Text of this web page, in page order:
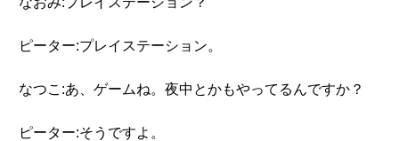
ピーター:プレイステーション。
なつこ:あ、ゲームね。夜中とかもやってるんですか？
ピーター:そうですよ。